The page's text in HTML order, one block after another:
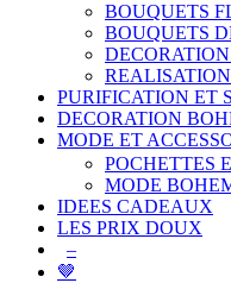
BOUQUETS
BOUQUETS
PURIFICATION ET
DECORATION
MODE ET
POCHETTES
MODE
IDEES CADEAUX
LES PRIX DOUX
–
🤎